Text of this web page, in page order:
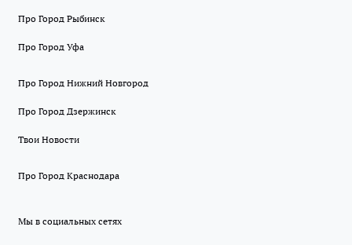
Про Город Рыбинск
Про Город Уфа
Про Город Нижний Новгород
Про Город Дзержинск
Твои Новости
Про Город Краснодара
Мы в социальных сетях